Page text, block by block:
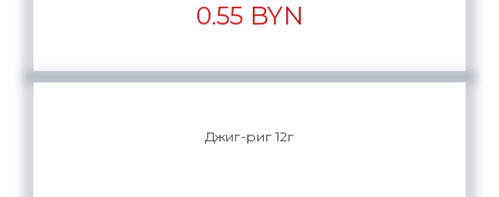
0.55 BYN
Джиг-риг 12г